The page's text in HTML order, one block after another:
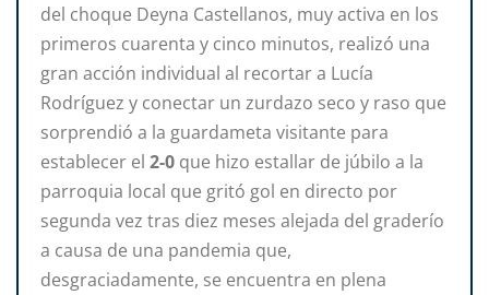
del choque Deyna Castellanos, muy activa en los
primeros cuarenta y cinco minutos, realizó una
gran acción individual al recortar a Lucía
Rodríguez y conectar un zurdazo seco y raso que
sorprendió a la guardameta visitante para
establecer el 2-0 que hizo estallar de júbilo a la
parroquia local que gritó gol en directo por
segunda vez tras diez meses alejada del graderío
a causa de una pandemia que,
desgraciadamente, se encuentra en plena